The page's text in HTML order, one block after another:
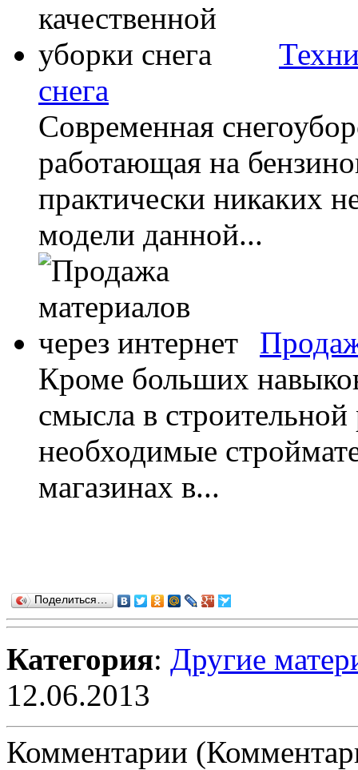
снега
Современная
работающая на
практически никаких
модели данной...
Кроме больших
смысла в
необходимые
магазинах в...
Поделиться…
Категория: Другие
12.06.2013
Комментарии